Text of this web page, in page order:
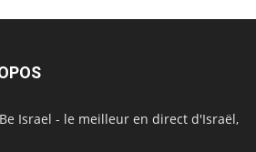
Israel - le meilleur en direct d'Israël,